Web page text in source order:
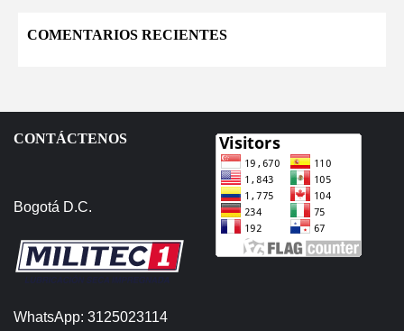
COMENTARIOS RECIENTES
CONTÁCTENOS
Bogotá D.C.
WhatsApp: 3125023114